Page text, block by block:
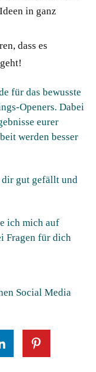
in ganz
dass es
für das bewusste
Openers. Dabei
eurer
werden besser
dir gut gefällt und
ich mich auf
Fragen für dich
Social Media